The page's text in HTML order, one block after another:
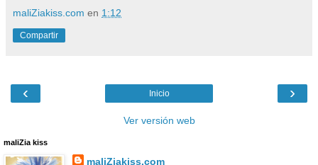
maliZiakiss.com en 1:12
Compartir
‹ ›
Inicio
Ver versión web
maliZia kiss
maliZiakiss.com